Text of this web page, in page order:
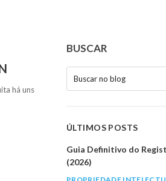
há uns
BUSCAR
Buscar no blog
ÚLTIMOS POSTS
Guia Definitivo do
(2026)